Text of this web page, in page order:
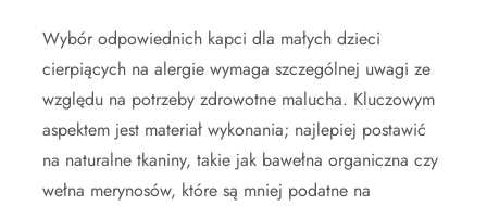
Wybór odpowiednich kapci dla małych dzieci
cierpiących na alergie wymaga szczególnej uwagi ze
względu na potrzeby zdrowotne malucha. Kluczowym
aspektem jest materiał wykonania; najlepiej postawić
na naturalne tkaniny, takie jak bawełna organiczna czy
wełna merynosów, które są mniej podatne na